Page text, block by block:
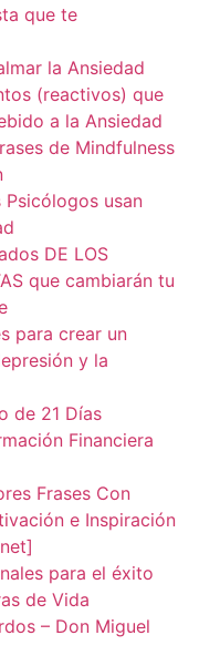
que te
la Ansiedad
(reactivos) que
a la Ansiedad
de Mindfulness
Psicólogos usan
DE LOS
que cambiarán tu
para crear un
y la
de 21 Días
Financiera
Frases Con
e Inspiración
para el éxito
de Vida
– Don Miguel